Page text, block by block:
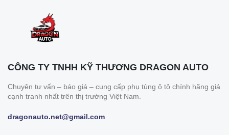
CÔNG TY TNHH KỸ THƯƠNG DRAGON AUTO
Chuyên tư vấn – báo giá – cung cấp phụ tùng ô tô chính hãng giá
cạnh tranh nhất trên thị trường Việt Nam.
dragonauto.net@gmail.com